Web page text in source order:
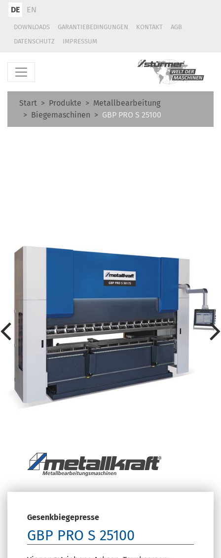
DE EN
DOWNLOADS GARANTIEBEDINGUNGEN KONTAKT
AGB
DATENSCHUTZ
IMPRESSUM
Start Produkte
Metallbearbeitung
Biegemaschinen
GBP PRO S 25100
Gesenkbiegepresse
GBP PRO S 25100